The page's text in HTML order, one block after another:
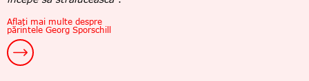
Aflați mai multe despre
părintele Georg Sporschill